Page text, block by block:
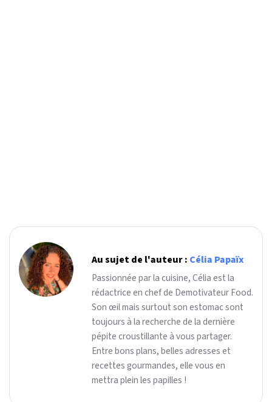
Au sujet de l'auteur : Célia Papaïx
Passionnée par la cuisine, Célia est la
rédactrice en chef de Demotivateur Food.
Son œil mais surtout son estomac sont
toujours à la recherche de la dernière
pépite croustillante à vous partager.
Entre bons plans, belles adresses et
recettes gourmandes, elle vous en
mettra plein les papilles !